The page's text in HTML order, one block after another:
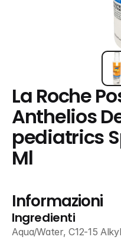
La Roche
Anthelios
pediatrics
Ml
Informazioni
Ingredienti
Aqua/Water, C12-15